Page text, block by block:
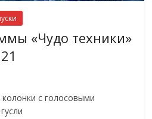
«Чудо техники»
с голосовыми